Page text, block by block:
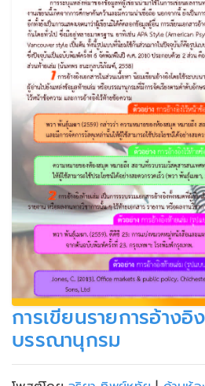
การเขียนรายการอ้างอิ
บรรณานุกรม